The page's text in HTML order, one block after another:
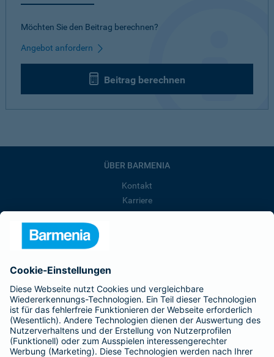
Möchten Sie den Beitrag berechnen?
Angebot anfordern
Beitrag berechnen
ÜBER BARMENIA
Kontakt
Karriere
Barmenia ist Teil der BarmeniaGothaer
BELIEBTE SEITEN
Kranken-Zusatzversicherung
Tierversicherungen
Haftpflichtversicherung